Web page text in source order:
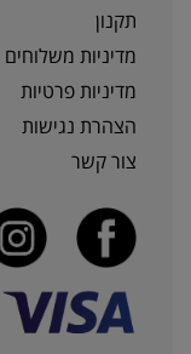
תקנון
מדיניות משלוחים
מדיניות פרטיות
הצהרת נגישות
צור קשר